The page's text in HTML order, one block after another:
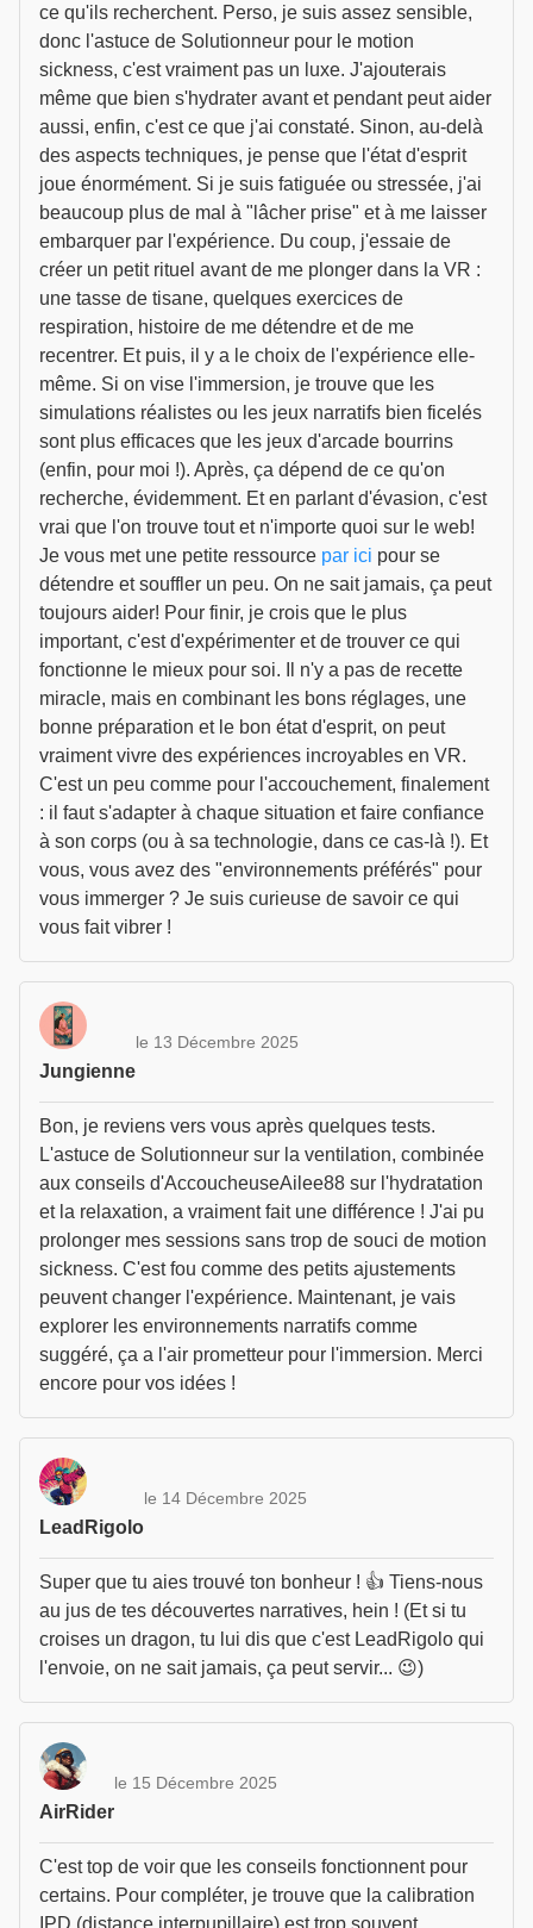
ce qu'ils recherchent. Perso, je suis assez sensible,
donc l'astuce de Solutionneur pour le motion
sickness, c'est vraiment pas un luxe. J'ajouterais
même que bien s'hydrater avant et pendant peut aider
aussi, enfin, c'est ce que j'ai constaté. Sinon, au-delà
des aspects techniques, je pense que l'état d'esprit
joue énormément. Si je suis fatiguée ou stressée, j'ai
beaucoup plus de mal à "lâcher prise" et à me laisser
embarquer par l'expérience. Du coup, j'essaie de
créer un petit rituel avant de me plonger dans la VR :
une tasse de tisane, quelques exercices de
respiration, histoire de me détendre et de me
recentrer. Et puis, il y a le choix de l'expérience elle-
même. Si on vise l'immersion, je trouve que les
simulations réalistes ou les jeux narratifs bien ficelés
sont plus efficaces que les jeux d'arcade bourrins
(enfin, pour moi !). Après, ça dépend de ce qu'on
recherche, évidemment. Et en parlant d'évasion, c'est
vrai que l'on trouve tout et n'importe quoi sur le web!
Je vous met une petite ressource par ici pour se
détendre et souffler un peu. On ne sait jamais, ça peut
toujours aider! Pour finir, je crois que le plus
important, c'est d'expérimenter et de trouver ce qui
fonctionne le mieux pour soi. Il n'y a pas de recette
miracle, mais en combinant les bons réglages, une
bonne préparation et le bon état d'esprit, on peut
vraiment vivre des expériences incroyables en VR.
C'est un peu comme pour l'accouchement, finalement
: il faut s'adapter à chaque situation et faire confiance
à son corps (ou à sa technologie, dans ce cas-là !). Et
vous, vous avez des "environnements préférés" pour
vous immerger ? Je suis curieuse de savoir ce qui
vous fait vibrer !
Jungienne
le 13 Décembre 2025
Bon, je reviens vers vous après quelques tests.
L'astuce de Solutionneur sur la ventilation, combinée
aux conseils d'AccoucheuseAilee88 sur l'hydratation
et la relaxation, a vraiment fait une différence ! J'ai pu
prolonger mes sessions sans trop de souci de motion
sickness. C'est fou comme des petits ajustements
peuvent changer l'expérience. Maintenant, je vais
explorer les environnements narratifs comme
suggéré, ça a l'air prometteur pour l'immersion. Merci
encore pour vos idées !
LeadRigolo
le 14 Décembre 2025
Super que tu aies trouvé ton bonheur ! 👍 Tiens-nous
au jus de tes découvertes narratives, hein ! (Et si tu
croises un dragon, tu lui dis que c'est LeadRigolo qui
l'envoie, on ne sait jamais, ça peut servir... 😉)
AirRider
le 15 Décembre 2025
C'est top de voir que les conseils fonctionnent pour
certains. Pour compléter, je trouve que la calibration
IPD (distance interpupillaire) est trop souvent